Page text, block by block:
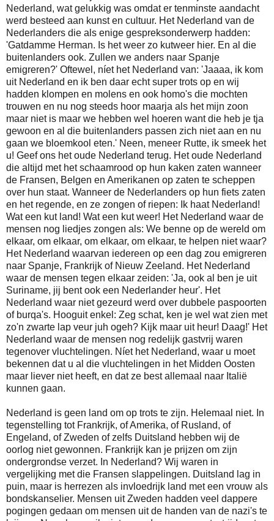
Nederland, wat gelukkig was omdat er tenminste aandacht
werd besteed aan kunst en cultuur. Het Nederland van de
Nederlanders die als enige gespreksonderwerp hadden:
'Gatdamme Herman. Is het weer zo kutweer hier. En al die
buitenlanders ook. Zullen we anders naar Spanje
emigreren?' Oftewel, níet het Nederland van: 'Jaaaa, ik kom
uit Nederland en ik ben daar echt super trots op en wij
hadden klompen en molens en ook homo's die mochten
trouwen en nu nog steeds hoor maarja als het mijn zoon
maar niet is maar we hebben wel hoeren want die heb je tja
gewoon en al die buitenlanders passen zich niet aan en nu
gaan we bloemkool eten.' Neen, meneer Rutte, ik smeek het
u! Geef ons het oude Nederland terug. Het oude Nederland
die altijd met het schaamrood op hun kaken zaten wanneer
de Fransen, Belgen en Amerikanen op zaten te scheppen
over hun staat. Wanneer de Nederlanders op hun fiets zaten
en het regende, en ze zongen of riepen: Ik haat Nederland!
Wat een kut land! Wat een kut weer! Het Nederland waar de
mensen nog liedjes zongen als: We benne op de wereld om
elkaar, om elkaar, om elkaar, om elkaar, te helpen niet waar?
Het Nederland waarvan iedereen op een dag zou emigreren
naar Spanje, Frankrijk of Nieuw Zeeland. Het Nederland
waar de mensen tegen elkaar zeiden: 'Ja, ook al ben je uit
Suriname, jij bent ook een Nederlander heur'. Het
Nederland waar niet gezeurd werd over dubbele paspoorten
of burqa's. Hooguit enkel: Zeg schat, ken je wel wat zien met
zo'n zwarte lap veur juh ogeh? Kijk maar uit heur! Daag!' Het
Nederland waar de mensen nog redelijk gastvrij waren
tegenover vluchtelingen. Níet het Nederland, waar u moet
bekennen dat u al die vluchtelingen in het Midden Oosten
maar liever niet heeft, en dat ze best allemaal naar Italië
kunnen gaan.
Nederland is geen land om op trots te zijn. Helemaal niet. In
tegenstelling tot Frankrijk, of Amerika, of Rusland, of
Engeland, of Zweden of zelfs Duitsland hebben wij de
oorlog niet gewonnen. Frankrijk kan je prijzen om zijn
ondergrondse verzet. In Nederland? Wij waren in
vergelijking met die Fransen slappelingen. Duitsland lag in
puin, maar is herrezen als invloedrijk land met een vrouw als
bondskanselier. Mensen uit Zweden hadden veel dappere
pogingen gedaan om mensen uit de handen van de nazi's te